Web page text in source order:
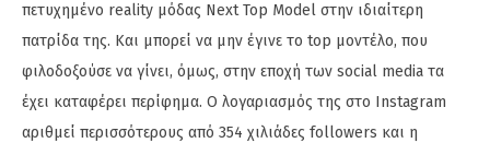
πετυχημένο reality μόδας Next Top Model στην ιδιαίτερη
πατρίδα της. Και μπορεί να μην έγινε το top μοντέλο, που
φιλοδοξούσε να γίνει, όμως, στην εποχή των social media τα
έχει καταφέρει περίφημα. Ο λογαριασμός της στο Instagram
αριθμεί περισσότερους από 354 χιλιάδες followers και η